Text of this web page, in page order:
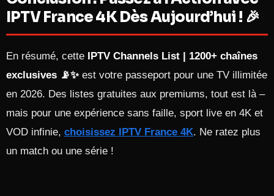
IPTV France 4K Dès Aujourd’hui ! 🎉
En résumé, cette IPTV Channels List | 1200+ chaînes
exclusives 📡✨ est votre passeport pour une TV illimitée
en 2026. Des listes gratuites aux premiums, tout est là –
mais pour une expérience sans faille, sport live en 4K et
VOD infinie, choisissez IPTV France 4K. Ne ratez plus
un match ou une série !